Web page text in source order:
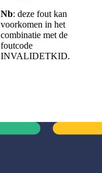
Nb: deze fout kan
voorkomen in het
combinatie met de
foutcode
INVALIDETKID.